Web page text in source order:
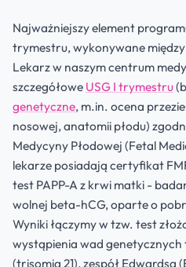
Najważniejszy element
trymestru, wykonywane między
Lekarz w naszym centrum
szczegółowe USG I trymestru
genetyczne, m.in. ocena
nosowej, anatomii płodu)
Medycyny Płodowej (Fetal
lekarze posiadają certyfikat
test PAPP-A z krwi matki -
wolnej beta-hCG, oparte o
Wyniki łączymy w tzw. test
wystąpienia wad genetycznych
(trisomia 21), zespół Edwardsa